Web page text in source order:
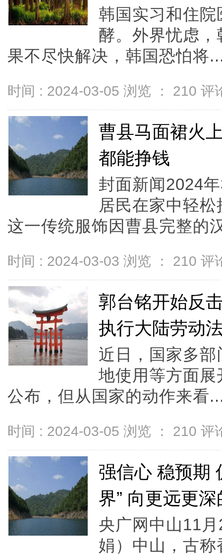
韩国实习和住院
酵。外界忧虑
果不尽快解决，韩国恐怕将
时间 : 2024-03-05 浏览 ： 210 评
曹县马面裙火
都能挣钱
封面新闻2024
居民在家中轻
这一传统服饰因曹县完整的
时间 : 2024-03-03 浏览 ： 210 评
郭台铭开始反
执行大陆劳动
近日，国家多
地使用等方面
公布，但从国家的动作来看
时间 : 2024-03-05 浏览 ： 210 评
强信心 稳预期
界” 向更远更
央广网中山11
娟）中山，古